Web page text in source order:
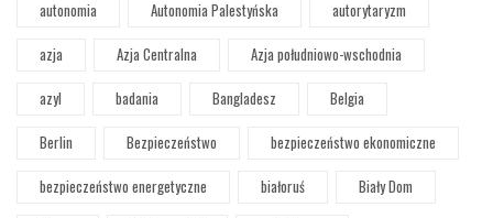
autonomia
Autonomia Palestyńska
autorytaryzm
azja
Azja Centralna
Azja południowo-wschodnia
azyl
badania Bangladesz
Belgia
Berlin
Bezpieczeństwo
bezpieczeństwo ekonomiczne
bezpieczeństwo energetyczne
białoruś
Biały Dom